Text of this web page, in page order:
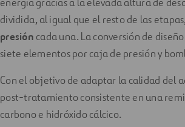
dividida, al igual que el resto de las
presión cada una. La conversión de
siete elementos por caja de presión y
Con el objetivo de adaptar la calidad del
post-tratamiento consistente en una
carbono e hidróxido cálcico.